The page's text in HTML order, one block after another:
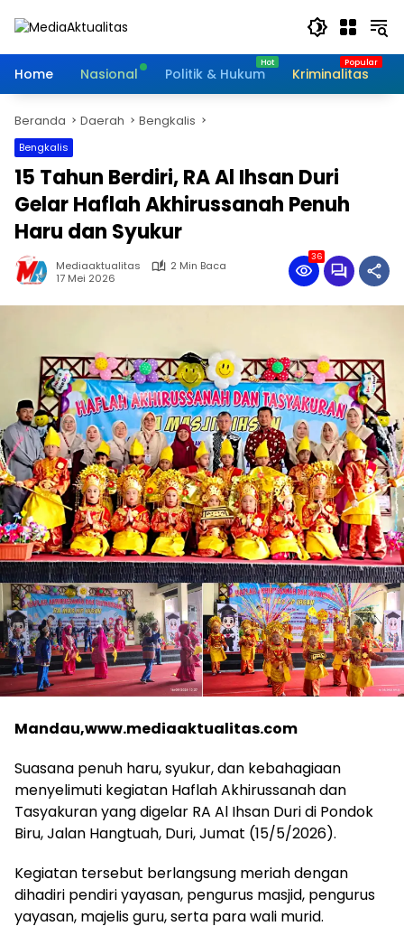
Home
Nasional Politik & Hukum Kriminalitas
Beranda Daerah Bengkalis
Bengkalis
15 Tahun Berdiri, RA Al Ihsan Duri
Gelar Haflah Akhirussanah Penuh
Haru dan Syukur
Mediaaktualitas
2 Min Baca
17 Mei 2026
36
Mandau,www.mediaaktualitas.com
Suasana penuh haru, syukur, dan kebahagiaan
menyelimuti kegiatan Haflah Akhirussanah dan
Tasyakuran yang digelar RA Al Ihsan Duri di Pondok
Biru, Jalan Hangtuah, Duri, Jumat (15/5/2026).
Kegiatan tersebut berlangsung meriah dengan
dihadiri pendiri yayasan, pengurus masjid, pengurus
yayasan, majelis guru, serta para wali murid.